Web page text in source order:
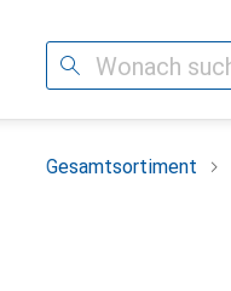
Suche
Gesamtsortiment